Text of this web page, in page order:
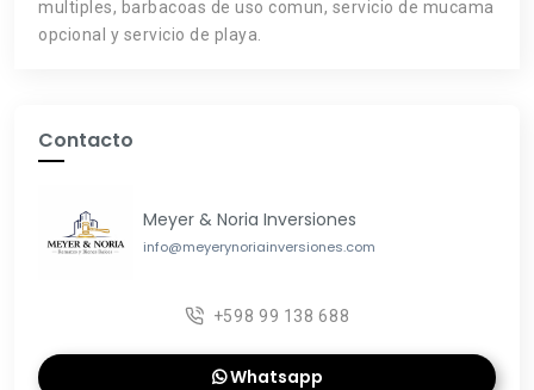
multiples, barbacoas de uso comun, servicio de mucama
opcional y servicio de playa.
Contacto
Meyer & Noria Inversiones
info@meyerynoriainversiones.com
+598 99 138 688
Whatsapp